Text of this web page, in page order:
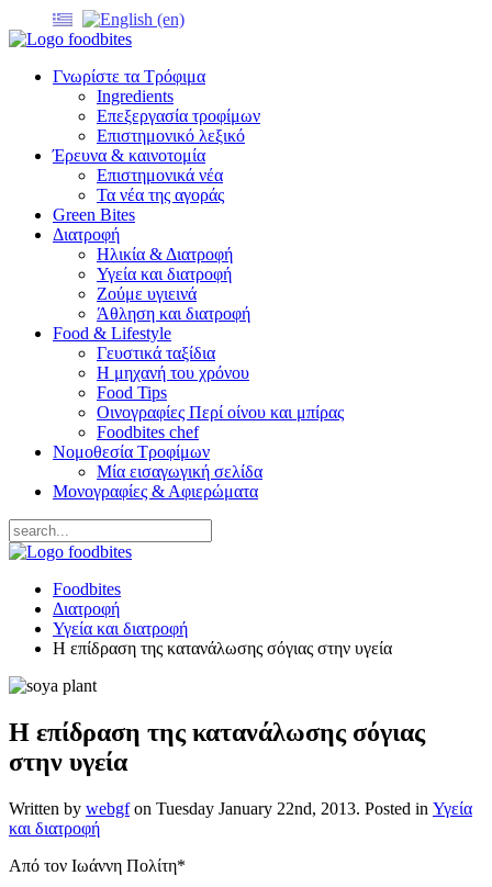
Γνωρίστε τα Τρόφιμα
Ingredients
Επεξεργασία τροφίμων
Επιστημονικό λεξικό
Έρευνα & καινοτομία
Επιστημονικά νέα
Τα νέα της αγοράς
Green Bites
Διατροφή
Ηλικία & Διατροφή
Υγεία και διατροφή
Ζούμε υγιεινά
Άθληση και διατροφή
Food & Lifestyle
Γευστικά ταξίδια
Η μηχανή του χρόνου
Food Tips
Οινογραφίες Περί οίνου και μπίρας
Foodbites chef
Νομοθεσία Τροφίμων
Μία εισαγωγική σελίδα
Μονογραφίες & Αφιερώματα
Foodbites
Διατροφή
Υγεία και διατροφή
H επίδραση της κατανάλωσης σόγιας στην υγεία
H επίδραση της κατανάλωσης σόγιας
στην υγεία
Written by webgfon Tuesday January 22nd, 2013. Posted in Υγεία
και διατροφή
Από τον Ιωάννη Πολίτη*